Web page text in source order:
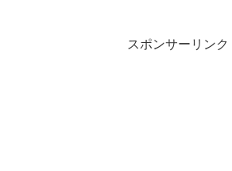
スポンサーリンク